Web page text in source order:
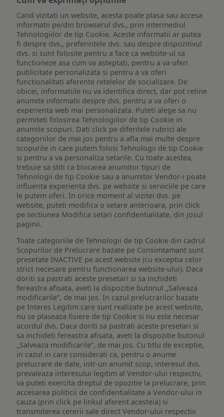
Cand vizitati un website, acesta poate plasa sau accesa
informatii pe/din browserul dvs., prin intermediul
Tehnologiilor de tip Cookie. Aceste informatii ar putea
fi despre dvs., preferintele dvs. sau despre dispozitivul
dvs. si sunt folosite pentru a face ca website-ul sa
functioneze asa cum va asteptati, pentru a va oferi
publicitate personalizata si pentru a va oferi
functionalitati aferente retelelor de socializare. De
obicei, informatiile nu va identifica direct, dar pot retine
anumite informatii despre dvs. pentru a va oferi o
experienta web mai personalizata. Puteti alege sa nu
permiteti folosirea Tehnologiilor de tip Cookie in
anumite scopuri. Dati click pe diferitele rubrici ale
categoriilor de mai jos pentru a afla mai multe despre
scopurile in care putem folosi Tehnologii de tip Cookie
si pentru a va personaliza setarile. Cu toate acestea,
trebuie sa stiti ca blocarea anumitor tipuri de
Tehnologii de tip Cookie sau a anumitor Vendor-i poate
influenta experienta dvs. pe website si serviciile pe care
le putem oferi. In orice moment al vizitei dvs. pe
website, puteti modifica o setare anterioara, prin click
pe sectiunea Modifica setari confidentialitate, din josul
paginii.
Toate categoriile de Tehnologii de tip Cookie din cadrul
Scopurilor de Prelucrare bazate pe Consimtamant sunt
presetate INACTIVE pe acest website (cu exceptia celor
strict necesare pentru functionarea website-ului). Daca
doriti sa pastrati aceste presetari si sa inchideti
fereastra afisata, aveti la dispozitie butonul „Salveaza
modificarile”, de mai jos. In cazul prelucrarilor bazate
pe Interes Legitim care sunt realizate pe acest website,
nu se plaseaza fisiere de tip Cookie si nu este necesar
acordul dvs. Daca doriti sa pastrati aceste presetari si
sa inchideti fereastra afisata, aveti la dispozitie butonul
„Salveaza modificarile”, de mai jos. Cu titlu de exceptie,
in cazul in care considerati ca, pentru o anume
prelucrare de date, intr-un anumit scop, interesul dvs.
prevaleaza interesului legitim al Vendor-ului respectiv,
va puteti exercita dreptul de opozitie la prelucrare, prin
accesarea politicii de confidentialitate a Vendor-ului in
cauza (prin click pe linkul aferent acesteia) si
transmiterea cererii sale direct Vendor-ului respectiv.